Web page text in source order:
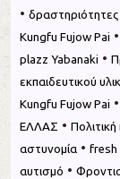
• δραστηριότητες
Kungfu Fujow Pai •
plazz Yabanaki •
εκπαιδευτικού
Kungfu Fujow Pai •
ΕΛΛΑΣ •
αστυνομία • fresh
αυτισμό •